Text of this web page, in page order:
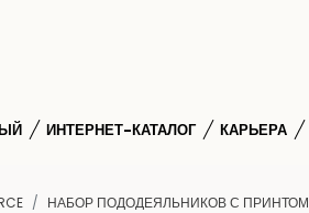
ИНТЕРНЕТ-КАТАЛОГ КАРЬЕРА
НАБОР ПОДОДЕЯЛЬНИКОВ С ПРИНТОМ